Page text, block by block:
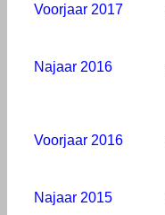
Voorjaar 2017
Najaar 2016
Voorjaar 2016
Najaar 2015